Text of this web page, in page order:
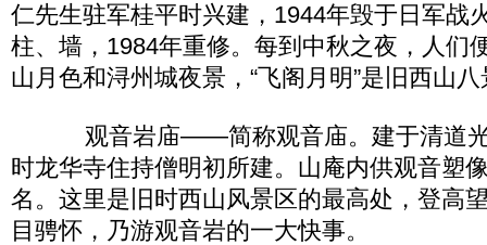
仁先生驻军桂平时兴建，1944年毁于日军战
柱、墙，1984年重修。每到中秋之夜，人们
山月色和浔州城夜景，“飞阁月明”是旧西山
观音岩庙——简称观音庙。建于清道光
时龙华寺住持僧明初所建。山庵内供观音塑
名。这里是旧时西山风景区的最高处，登高
目骋怀，乃游观音岩的一大快事。